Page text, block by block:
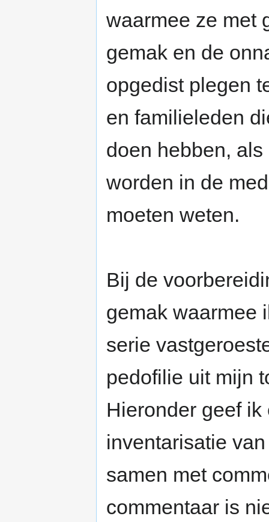
waarmee ze met
gemak en de
opgedist plegen
en familieleden
doen hebben,
worden in de
moeten weten.
Bij de
gemak waarmee
serie
pedofilie uit mijn
Hieronder geef
inventarisatie
samen met
commentaar is